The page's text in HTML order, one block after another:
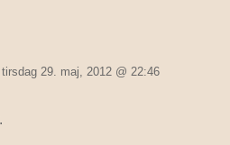
tirsdag 29. maj, 2012 @ 22:46